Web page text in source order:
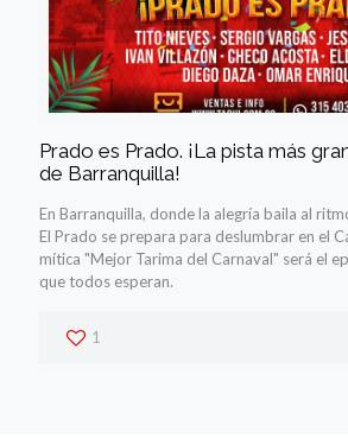
Prado es Prado. ¡La pista más
de Barranquilla!
En Barranquilla, donde la alegría baila al
El Prado se prepara para deslumbrar en el
mítica "Mejor Tarima del Carnaval" será el
que todos esperan.
1